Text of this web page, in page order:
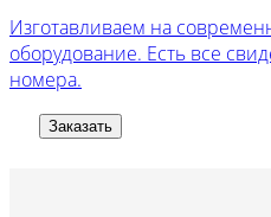
Изготавливаем на
оборудование. Есть все
номера.
Заказать